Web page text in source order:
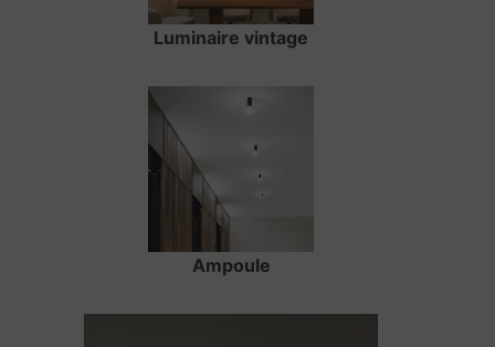
Luminaire vintage
Ampoule